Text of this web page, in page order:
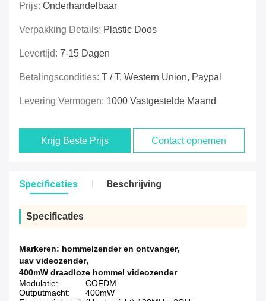
Prijs: Onderhandelbaar
Verpakking Details: Plastic Doos
Levertijd: 7-15 Dagen
Betalingscondities: T / T, Western Union, Paypal
Levering Vermogen: 1000 Vastgestelde Maand
Krijg Beste Prijs Contact opnemen
Specificaties Beschrijving
Specificaties
Markeren: hommelzender en ontvanger,
uav videozender,
400mW draadloze hommel videozender
Modulatie:
COFDM
Outputmacht:
400mW